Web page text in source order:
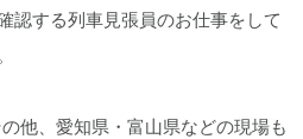
認する列車見張員のお仕事をして
他、愛知県・富山県などの現場も